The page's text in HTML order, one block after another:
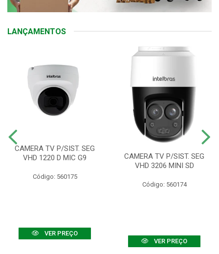
LANÇAMENTOS
CAMERA TV P/SIST. SEG
VHD 1220 D MIC G9
Código: 560175
VER PREÇO
CAMERA TV P/SIST. SEG
VHD 3206 MINI SD
Código: 560174
VER PREÇO